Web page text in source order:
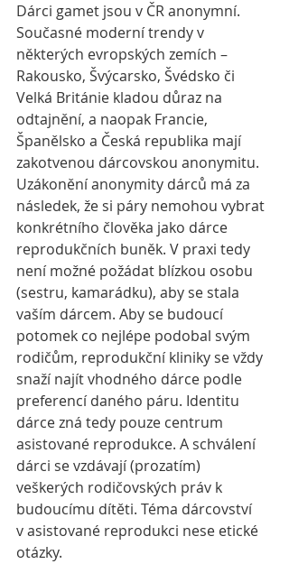
Dárci gamet jsou v ČR anonymní.
Současné moderní trendy v
některých evropských zemích –
Rakousko, Švýcarsko, Švédsko či
Velká Británie kladou důraz na
odtajnění, a naopak Francie,
Španělsko a Česká republika mají
zakotvenou dárcovskou anonymitu.
Uzákonění anonymity dárců má za
následek, že si páry nemohou vybrat
konkrétního člověka jako dárce
reprodukčních buněk. V praxi tedy
není možné požádat blízkou osobu
(sestru, kamarádku), aby se stala
vaším dárcem. Aby se budoucí
potomek co nejlépe podobal svým
rodičům, reprodukční kliniky se vždy
snaží najít vhodného dárce podle
preferencí daného páru. Identitu
dárce zná tedy pouze centrum
asistované reprodukce. A schválení
dárci se vzdávají (prozatím)
veškerých rodičovských práv k
budoucímu dítěti. Téma dárcovství
v asistované reprodukci nese etické
otázky.